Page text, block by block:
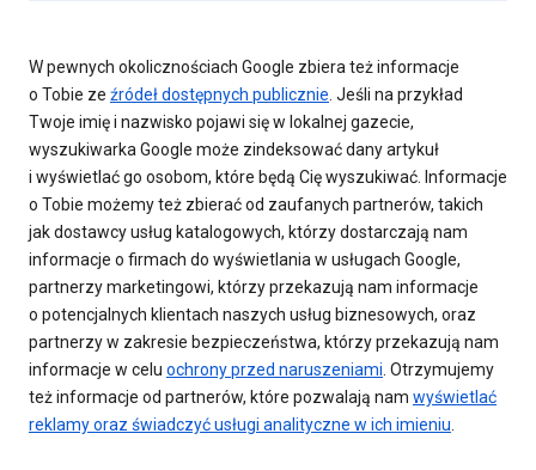
W pewnych okolicznościach Google zbiera też informacje
o Tobie ze źródeł dostępnych publicznie. Jeśli na przykład
Twoje imię i nazwisko pojawi się w lokalnej gazecie,
wyszukiwarka Google może zindeksować dany artykuł
i wyświetlać go osobom, które będą Cię wyszukiwać. Informacje
o Tobie możemy też zbierać od zaufanych partnerów, takich
jak dostawcy usług katalogowych, którzy dostarczają nam
informacje o firmach do wyświetlania w usługach Google,
partnerzy marketingowi, którzy przekazują nam informacje
o potencjalnych klientach naszych usług biznesowych, oraz
partnerzy w zakresie bezpieczeństwa, którzy przekazują nam
informacje w celu ochrony przed naruszeniami. Otrzymujemy
też informacje od partnerów, które pozwalają nam wyświetlać
reklamy oraz świadczyć usługi analityczne w ich imieniu.